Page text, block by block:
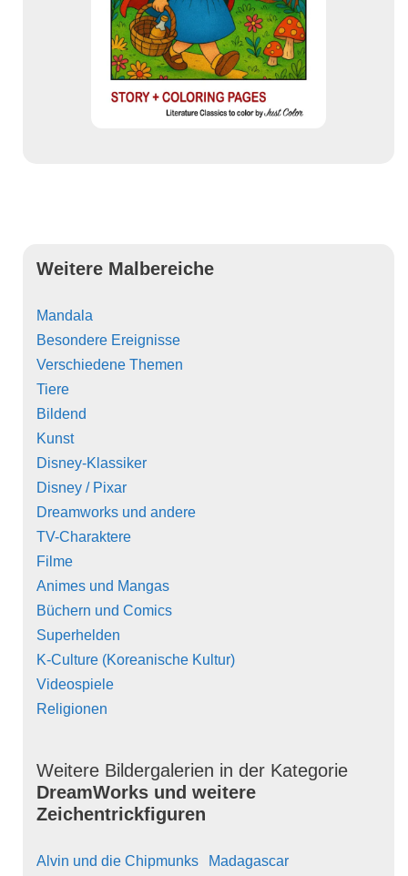
Weitere Malbereiche
Mandala
Besondere Ereignisse
Verschiedene Themen
Tiere
Bildend
Kunst
Disney-Klassiker
Disney / Pixar
Dreamworks und andere
TV-Charaktere
Filme
Animes und Mangas
Büchern und Comics
Superhelden
K-Culture (Koreanische Kultur)
Videospiele
Religionen
Weitere Bildergalerien in der Kategorie
DreamWorks und weitere
Zeichentrickfiguren
Alvin und die Chipmunks
Madagascar